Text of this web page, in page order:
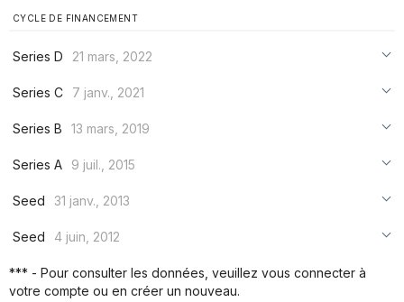
CYCLE DE FINANCEMENT
Series D
21 mars, 2022
***
Series C
7 janv., 2021
***
Series B
13 mars, 2019
***
Series A
9 juil., 2015
***
Seed
31 janv., 2013
***
Seed
4 juin, 2012
*** - Pour consulter les données, veuillez vous connecter à
votre compte ou en créer un nouveau.